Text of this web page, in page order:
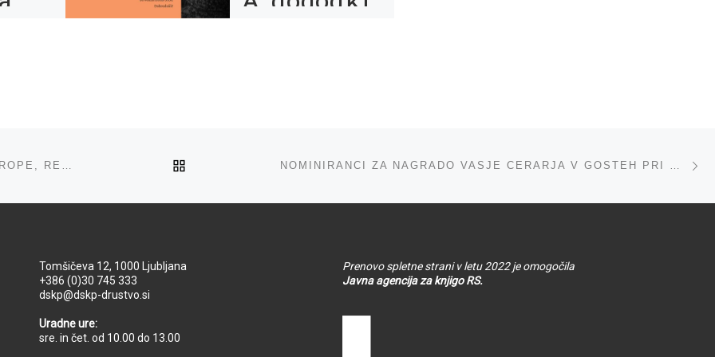
o
Thomasa E. McDonalda,
Sovretovega kabineta, in
DSKP in
o
Tomšičeva 12, 1000 Ljubljana
+386 (0)30 745 333
dskp@dskp-drustvo.si
Uradne ure:
sre. in čet. od 10.00 do 13.00
Prenovo spletne strani v letu 2022 je omogočila
Javna agencija za knjigo RS.